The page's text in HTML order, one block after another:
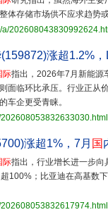
体存储市场供不应求趋势
a/
涨超1.2%
际指出，2026年7月新能源
面临环比承压。行业正从
车企更受青睐。
涨超1%，7月 国
际指出，行业增长进一步
100%；比亚迪在高基数